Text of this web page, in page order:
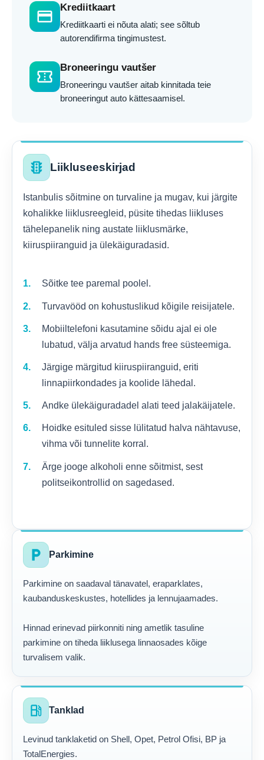
credit_card
Krediitkaart
Krediitkaarti ei nõuta alati; see sõltub
autorendifirma tingimustest.
confirmation_number
Broneeringu vautšer
Broneeringu vautšer aitab kinnitada teie
broneeringut auto kättesaamisel.
traffic Liikluseeskirjad
Istanbulis sõitmine on turvaline ja mugav, kui järgite
kohalikke liiklusreegleid, püsite tihedas liikluses
tähelepanelik ning austate liiklusmärke,
kiiruspiiranguid ja ülekäiguradasid.
Sõitke tee paremal poolel.
Turvavööd on kohustuslikud kõigile reisijatele.
Mobiiltelefoni kasutamine sõidu ajal ei ole
lubatud, välja arvatud hands free süsteemiga.
Järgige märgitud kiiruspiiranguid, eriti
linnapiirkondades ja koolide lähedal.
Andke ülekäiguradadel alati teed jalakäijatele.
Hoidke esituled sisse lülitatud halva nähtavuse,
vihma või tunnelite korral.
Ärge jooge alkoholi enne sõitmist, sest
politseikontrollid on sagedased.
local_parking Parkimine
Parkimine on saadaval tänavatel, eraparklates,
kaubanduskeskustes, hotellides ja lennujaamades.
Hinnad erinevad piirkonniti ning ametlik tasuline
parkimine on tiheda liiklusega linnaosades kõige
turvalisem valik.
local_gas_station Tanklad
Levinud tanklaketid on Shell, Opet, Petrol Ofisi, BP ja
TotalEnergies.